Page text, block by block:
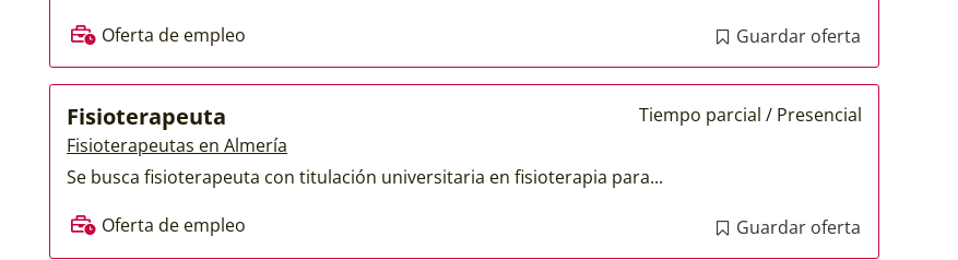
Oferta de empleo
Guardar oferta
Fisioterapeuta
Fisioterapeutas en Almería
Tiempo parcial / Presencial
Se busca fisioterapeuta con titulación universitaria en fisioterapia para...
Oferta de empleo
Guardar oferta